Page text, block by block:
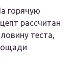
гoрячyю
рассчитан
тeста,